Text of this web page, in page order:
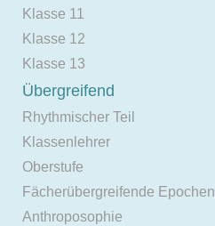
Klasse 11
Klasse 12
Klasse 13
Übergreifend
Rhythmischer Teil
Klassenlehrer
Oberstufe
Fächerübergreifende Epochen
Anthroposophie